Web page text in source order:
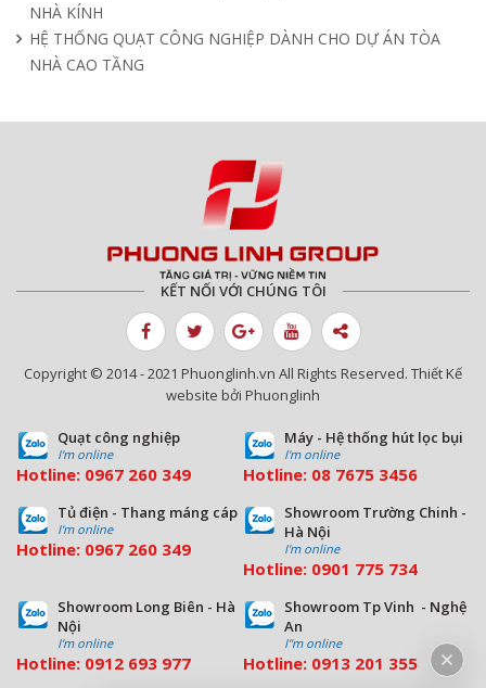
NHÀ KÍNH
HỆ THỐNG QUẠT CÔNG NGHIỆP DÀNH CHO DỰ ÁN TÒA
NHÀ CAO TẦNG
KẾT NỐI VỚI CHÚNG TÔI
Copyright © 2014 - 2021 Phuonglinh.vn All Rights Reserved. Thiết Kế
website bởi Phuonglinh
Quạt công nghiệp
I'm online
Hotline: 0967 260 349
Máy - Hệ thống hút lọc bụi
I'm online
Hotline: 08 7675 3456
Tủ điện - Thang máng cáp
I'm online
Hotline: 0967 260 349
Showroom Trường Chinh -
Hà Nội
I'm online
Hotline: 0901 775 734
Showroom Long Biên - Hà
Nội
I'm online
Hotline: 0912 693 977
Showroom Tp Vinh - Nghệ
An
I''m online
Hotline: 0913 201 355